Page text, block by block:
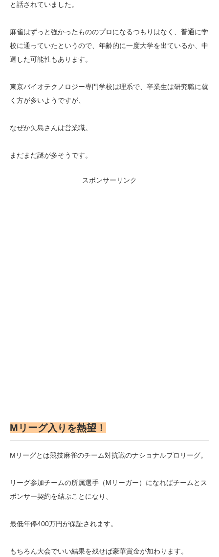
と話されていました。
麻雀はずっと強かったもののプロになるつもりはなく、普通に学
校に通っていたというので、年齢的に一度大学を出ているか、中
退した可能性もあります。
東京バイオテクノロジー専門学校は理系で、卒業生は研究職に就
く方が多いようですが、
なぜか矢島さんは営業職。
まだまだ謎が多そうです。
スポンサーリンク
Mリーグ入りを熱望！
Mリーグとは競技麻雀のチーム対抗戦のナショナルプロリーグ。
リーグ参加チームの所属選手（Mリーガー）になればチームとス
ポンサー契約を結ぶことになり、
最低年俸400万円が保証されます。
もちろん大会でいい結果を残せば豪華賞金が加わります。